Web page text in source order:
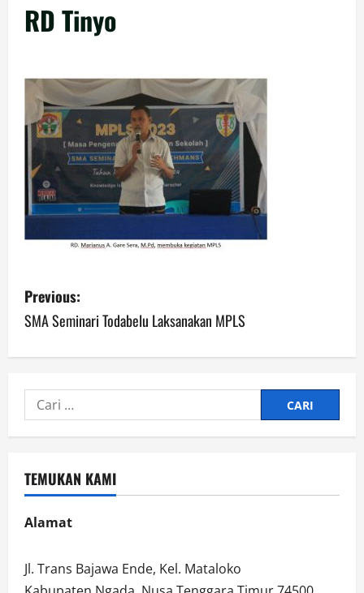
RD Tinyo
P
o
s
t
n
v
i
g
Previous:
SMA Seminari Todabelu Laksanakan MPLS
Cari
untuk:
TEMUKAN KAMI
Alamat
Jl. Trans Bajawa Ende, Kel. Mataloko